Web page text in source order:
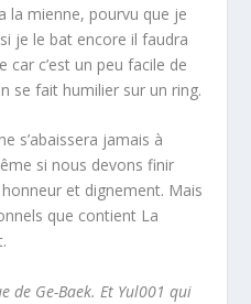
la mienne, pourvu que je
je le bat encore il faudra
car c’est un peu facile de
se fait humilier sur un ring.
s’abaissera jamais à
si nous devons finir
et dignement. Mais
que contient La
de Ge-Baek. Et Yul001 qui